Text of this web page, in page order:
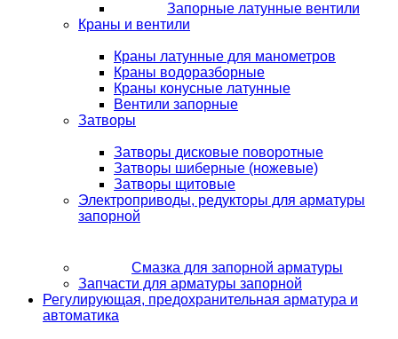
Запорные латунные вентили
Краны и вентили
Краны латунные для манометров
Краны водоразборные
Краны конусные латунные
Вентили запорные
Затворы
Затворы дисковые поворотные
Затворы шиберные (ножевые)
Затворы щитовые
Электроприводы, редукторы для арматуры
запорной
Смазка для запорной арматуры
Запчасти для арматуры запорной
Регулирующая, предохранительная арматура и
автоматика